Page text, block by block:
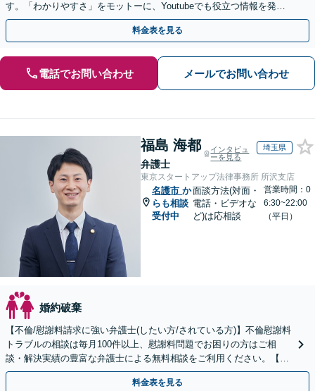
す。「わかりやすさ」をモットーに、Youtubeでも役立つ情報を発信
中【初回相談無料】【土日対応可】
料金表を見る
電話でお問い合わせ メールでお問い合わせ
福島 海都
弁護士
インタビュ
ーを見る
埼玉県
東京スタートアップ法律事務所 所沢支店
名護市 か
らも相談
受付中
面談方法(対面・
電話・ビデオな
ど)は応相談
営業時間：0
6:30~22:00
（平日）
婚約破棄
【不倫/慰謝料請求に強い弁護士(したい方/されている方)】不倫慰謝料
トラブルの相談は毎月100件以上、慰謝料問題でお困りの方はご相
談・解決実績の豊富な弁護士による無料相談をご利用ください。【不
倫相談は初回0円】【全国対応】
料金表を見る